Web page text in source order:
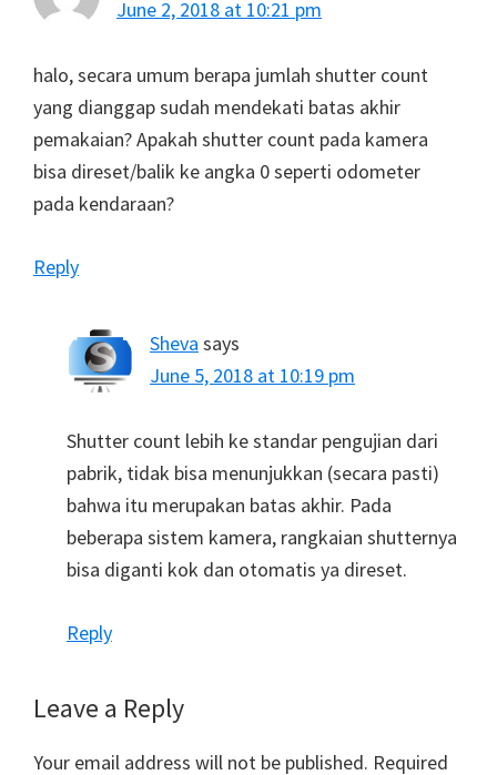
June 2, 2018 at 10:21 pm
halo, secara umum berapa jumlah shutter count
yang dianggap sudah mendekati batas akhir
pemakaian? Apakah shutter count pada kamera
bisa direset/balik ke angka 0 seperti odometer
pada kendaraan?
Reply
Sheva says
June 5, 2018 at 10:19 pm
Shutter count lebih ke standar pengujian dari
pabrik, tidak bisa menunjukkan (secara pasti)
bahwa itu merupakan batas akhir. Pada
beberapa sistem kamera, rangkaian shutternya
bisa diganti kok dan otomatis ya direset.
Reply
Leave a Reply
Your email address will not be published. Required